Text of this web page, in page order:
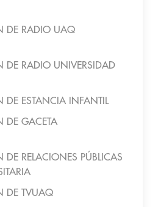
DE RADIO UAQ
DE RADIO UNIVERSIDAD
ESTANCIA INFANTIL
DE GACETA
RELACIONES PÚBLICAS
DE TVUAQ